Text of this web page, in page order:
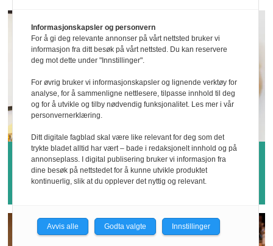
Hvem vinner årets
sykefraværspris?
Informasjonskapsler og personvern
For å gi deg relevante annonser på vårt nettsted bruker vi
informasjon fra ditt besøk på vårt nettsted. Du kan reservere
deg mot dette under "Innstillinger".
For øvrig bruker vi informasjonskapsler og lignende verktøy for
analyse, for å sammenligne nettlesere, tilpasse innhold til deg
og for å utvikle og tilby nødvendig funksjonalitet. Les mer i vår
personvernerklæring.
Ditt digitale fagblad skal være like relevant for deg som det
trykte bladet alltid har vært – bade i redaksjonelt innhold og på
annonseplass. I digital publisering bruker vi informasjon fra
dine besøk på nettstedet for å kunne utvikle produktet
kontinuerlig, slik at du opplever det nyttig og relevant.
Avvis alle Godta valgte Innstillinger